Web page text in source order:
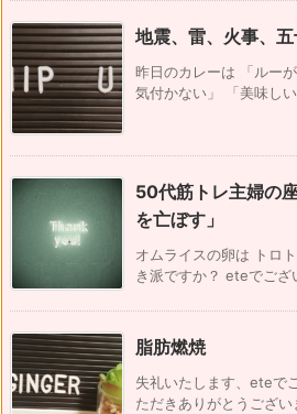
地震、雷、火事、五
昨日のカレーは 「ルー
気付かない」 「美味し
50代筋トレ主婦の
を亡ぼす」
オムライスの卵は トロ
き派ですか？ eteでござ
脂肪燃焼
失礼いたします、eteで
ただきありがとうござい